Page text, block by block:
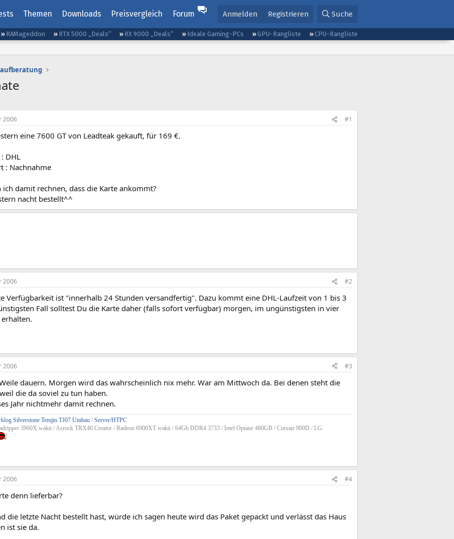
Themen Downloads Preisvergleich Forum Anmelden Registrieren Suche
RAMageddon RTX 5000 „Deals“ RX 9000 „Deals“ Ideale Gaming-PCs GPU-Rangliste
CPU-Rangliste
2006 #1
eine 7600 GT von Leadteak gekauft, für 169 €.
DHL
: Nachnahme
ich damit rechnen, dass die Karte ankommt?
nacht bestellt^^
2006 #2
Verfügbarkeit ist "innerhalb 24 Stunden versandfertig". Dazu kommt eine DHL-Laufzeit von 1 bis 3
Fall solltest Du die Karte daher (falls sofort verfügbar) morgen, im ungünstigsten in vier
2006 #3
dauern. Morgen wird das wahrscheinlich nix mehr. War am Mittwoch da. Bei denen steht die
die da soviel zu tun haben.
Jahr nichtmehr damit rechnen.
Silverstone Temjin TJ07 Umbau / Server/HTPC
3960X wakü / Asrock TRX40 Creator / Radeon 6900XT wakü / 64Gb DDR4 3733 / Intel Optane 480GB / Corsair 900D / LG
2006 #4
denn lieferbar?
die letzte Nacht bestellt hast, würde ich sagen heute wird das Paket gepackt und verlässt das Haus
ist sie da.